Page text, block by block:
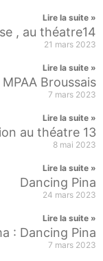
Lire la suite »
, au théatre14
21 mars 2023
Lire la suite »
Broussais
7 mars 2023
Lire la suite »
au théatre 13
8 mai 2023
Lire la suite »
Dancing Pina
24 mars 2023
Lire la suite »
: Dancing Pina
7 mars 2023